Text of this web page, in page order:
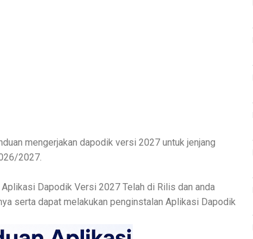
mengerjakan dapodik versi 2027 untuk jenjang
2027.
Dapodik Versi 2027 Telah di Rilis dan anda
serta dapat melakukan penginstalan Aplikasi Dapodik